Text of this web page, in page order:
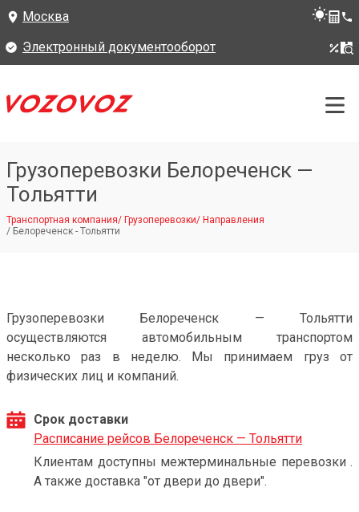
Москва
Электронный документооборот
Грузоперевозки Белореченск —
Тольятти
Транспортная компания/ Грузоперевозки/ Направления
/ Белореченск - Тольятти
Грузоперевозки Белореченск — Тольятти
осуществляются автомобильным транспортом
несколько раз в неделю. Мы принимаем груз от
физических лиц и компаний.
Срок доставки
Расписание рейсов Белореченск — Тольятти
Клиентам доступны межтерминальные перевозки .
А также доставка "от двери до двери".